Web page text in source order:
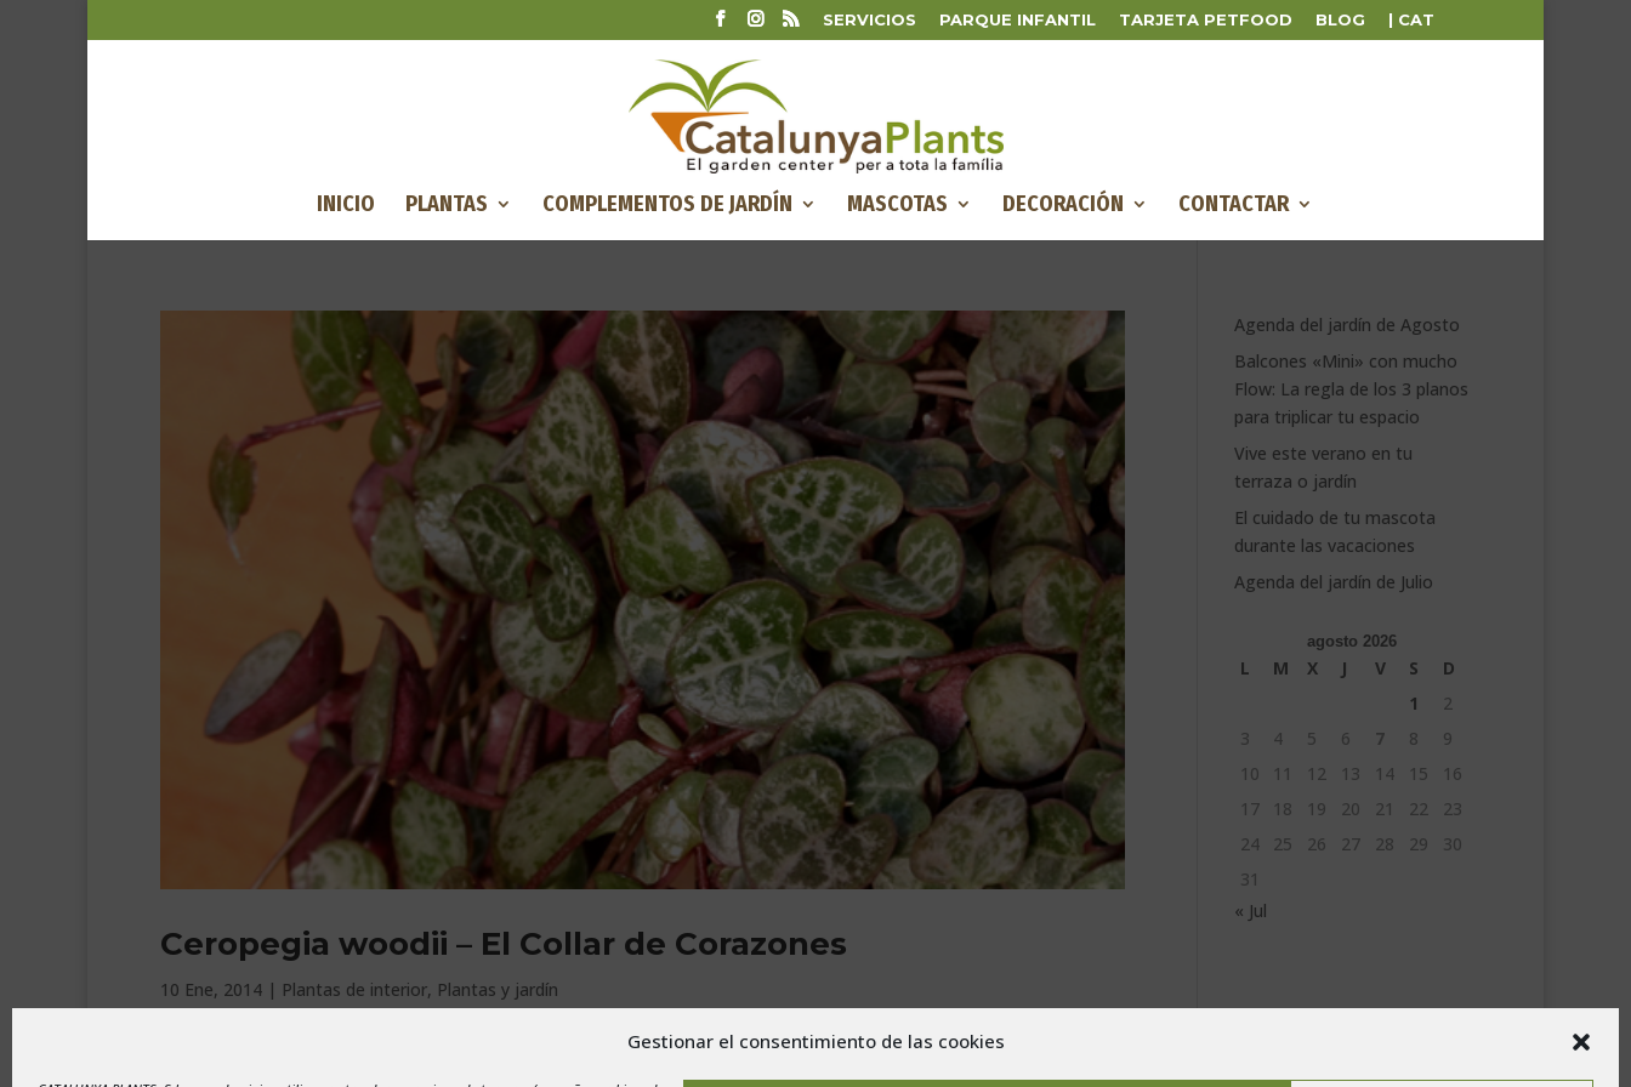
Gestionar el consentimiento de las cookies
SERVICIOS PARQUE INFANTIL TARJETA PETFOOD BLOG | CAT
INICIO PLANTAS COMPLEMENTOS DE JARDÍN MASCOTAS DECORACIÓN CONTACTAR
Ceropegia woodii – El Collar de Corazones
10 Ene, 2014 | Plantas de interior, Plantas y jardín
A la Ceropegia woodii, debido a la curiosa forma de su porte, se la conoce popularmente por Planta del Collar de
Agenda del jardín de Agosto
Balcones «Mini» con mucho
Flow: La regla de los 3 planos
para triplicar tu espacio
Vive este verano en tu
terraza o jardín
El cuidado de tu mascota
durante las vacaciones
Agenda del jardín de Julio
agosto 2026
L M X J V S
D
1
2
3
4 5 6 7 8
9
10
11 12 13 14 15
16
17
18 19 20 21 22
23
24
25 26 27 28 29
30
31
« Jul